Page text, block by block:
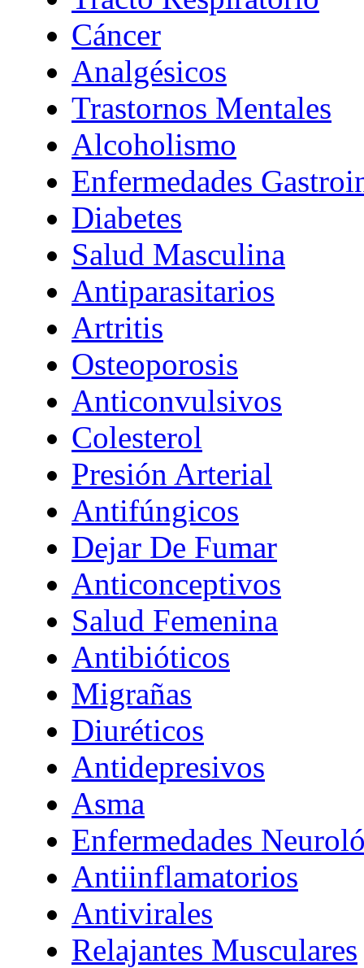
Cáncer
Analgésicos
Trastornos Mentales
Alcoholismo
Enfermedades
Diabetes
Salud Masculina
Antiparasitarios
Artritis
Osteoporosis
Anticonvulsivos
Colesterol
Presión Arterial
Antifúngicos
Dejar De Fumar
Anticonceptivos
Salud Femenina
Antibióticos
Migrañas
Diuréticos
Antidepresivos
Asma
Enfermedades
Antiinflamatorios
Antivirales
Relajantes Musculares